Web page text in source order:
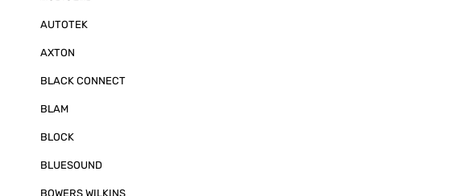
AUTOTEK
AXTON
BLACK CONNECT
BLAM
BLOCK
BLUESOUND
BOWERS WILKINS